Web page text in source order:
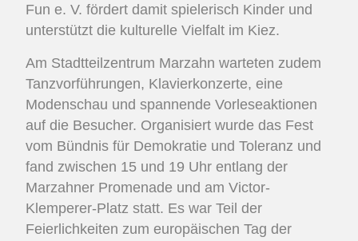
Fun e. V. fördert damit spielerisch Kinder und
unterstützt die kulturelle Vielfalt im Kiez.
Am Stadtteilzentrum Marzahn warteten zudem
Tanzvorführungen, Klavierkonzerte, eine
Modenschau und spannende Vorleseaktionen
auf die Besucher. Organisiert wurde das Fest
vom Bündnis für Demokratie und Toleranz und
fand zwischen 15 und 19 Uhr entlang der
Marzahner Promenade und am Victor-
Klemperer-Platz statt. Es war Teil der
Feierlichkeiten zum europäischen Tag der